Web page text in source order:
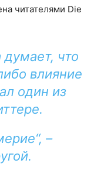
читателями Die
думает, что
влияние
один из
–